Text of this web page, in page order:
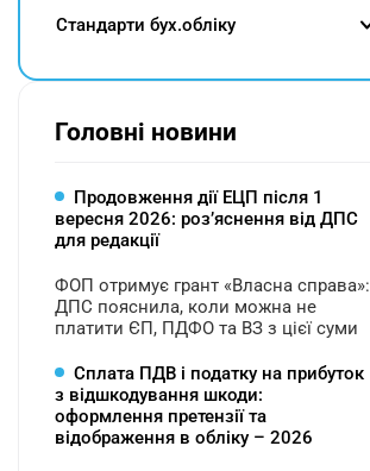
Cтандарти бух.обліку
Головні новини
Продовження дії ЕЦП після 1
вересня 2026: розʼяснення від ДПС
для редакції
ФОП отримує грант «Власна справа»:
ДПС пояснила, коли можна не
платити ЄП, ПДФО та ВЗ з цієї суми
Сплата ПДВ і податку на прибуток
з відшкодування шкоди:
оформлення претензії та
відображення в обліку – 2026